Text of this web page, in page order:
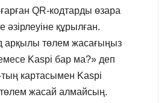
QR-кодтарды өзара
әзірлеуіне құрылған.
арқылы төлем жасағыңыз
Kaspi бар ма?» деп
картасымен Kaspi
жасай алмайсың.